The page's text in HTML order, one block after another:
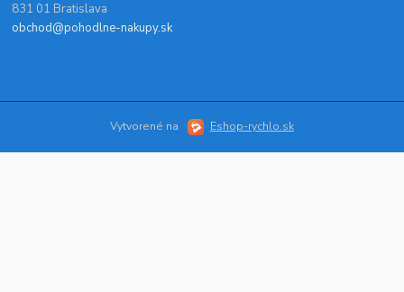
831 01 Bratislava
obchod@pohodlne-nakupy.sk
Vytvorené na Eshop-rychlo.sk